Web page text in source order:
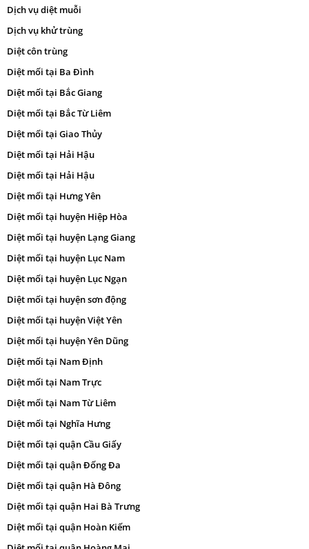
Dịch vụ diệt muỗi
Dịch vụ khử trùng
Diệt côn trùng
Diệt mối tại Ba Đình
Diệt mối tại Bắc Giang
Diệt mối tại Bắc Từ Liêm
Diệt mối tại Giao Thủy
Diệt mối tại Hải Hậu
Diệt mối tại Hải Hậu
Diệt mối tại Hưng Yên
Diệt mối tại huyện Hiệp Hòa
Diệt mối tại huyện Lạng Giang
Diệt mối tại huyện Lục Nam
Diệt mối tại huyện Lục Ngạn
Diệt mối tại huyện sơn động
Diệt mối tại huyện Việt Yên
Diệt mối tại huyện Yên Dũng
Diệt mối tại Nam Định
Diệt mối tại Nam Trực
Diệt mối tại Nam Từ Liêm
Diệt mối tại Nghĩa Hưng
Diệt mối tại quận Cầu Giấy
Diệt mối tại quận Đống Đa
Diệt mối tại quận Hà Đông
Diệt mối tại quận Hai Bà Trưng
Diệt mối tại quận Hoàn Kiếm